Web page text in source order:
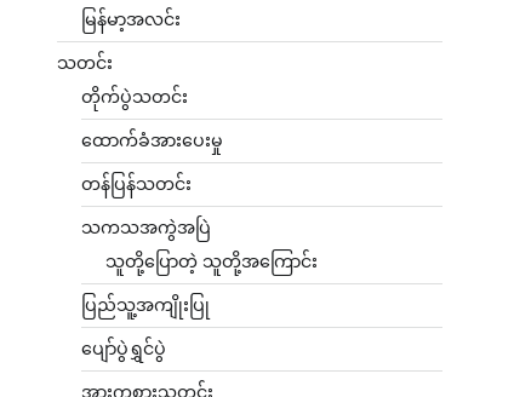
မြန်မာ့အလင်း
သတင်း
တိုက်ပွဲသတင်း
ထောက်ခံအားပေးမှု
တန်ပြန်သတင်း
သကသအကွဲအပြဲ
သူတို့ပြောတဲ့ သူတို့အကြောင်း
ပြည်သူ့အကျိုးပြု
ပျော်ပွဲရွှင်ပွဲ
အားကစားသတင်း